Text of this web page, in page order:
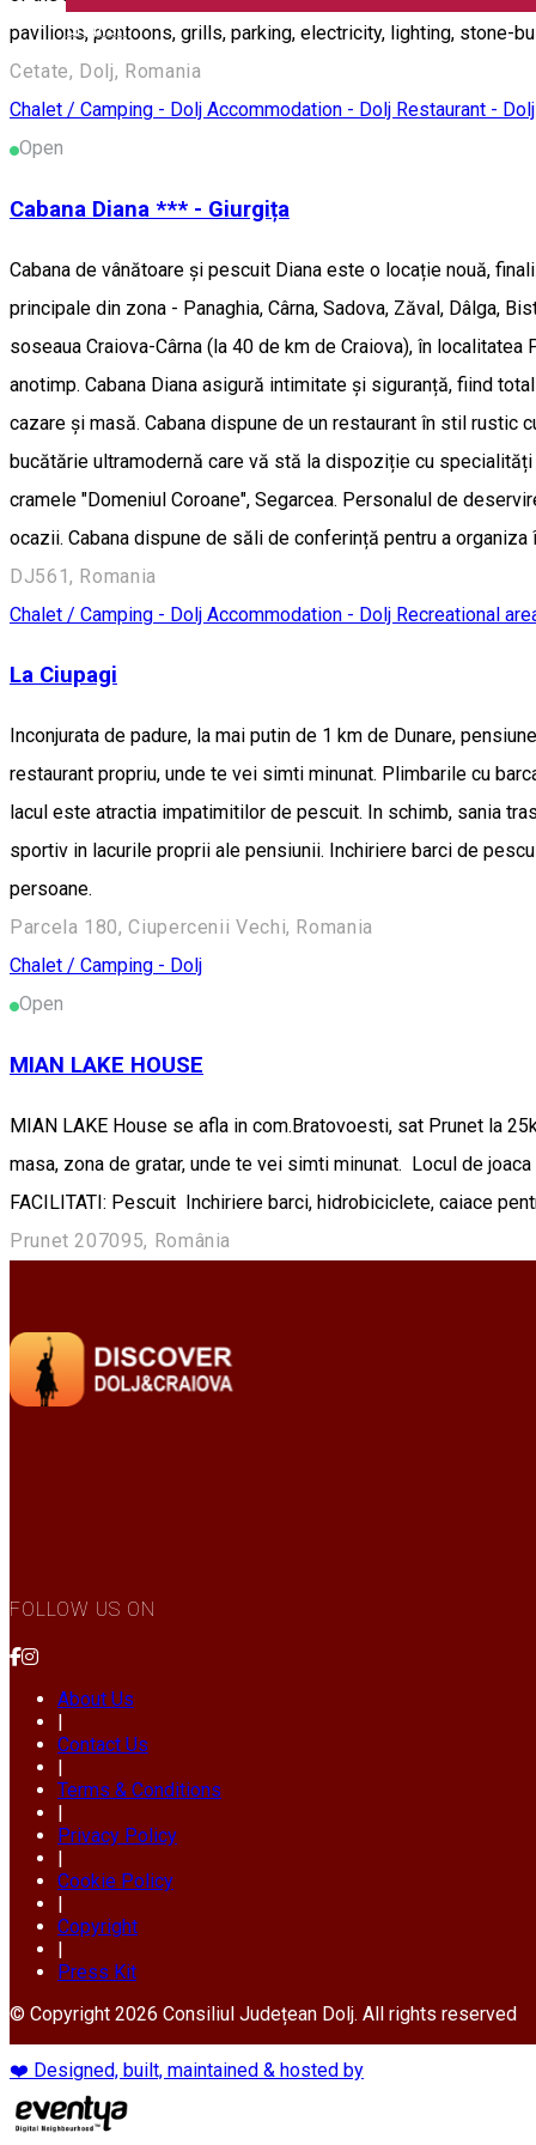
English
pavilions, pontoons, grills, parking, electricity, lighting, stone-
Cetate, Dolj, Romania
Chalet / Camping - Dolj Accommodation - Dolj Restaurant - Dolj
Open
Cabana Diana *** - Giurgița
Cabana de vânătoare și pescuit Diana este o locație nouă,
principale din zona - Panaghia, Cârna, Sadova, Zăval, Dâlga,
soseaua Craiova-Cârna (la 40 de km de Craiova), în
anotimp. Cabana Diana asigură intimitate și siguranță, fiind
cazare și masă. Cabana dispune de un restaurant în stil
bucătărie ultramodernă care vă stă la dispoziție cu
cramele "Domeniul Coroane", Segarcea. Personalul de
ocazii. Cabana dispune de săli de conferință pentru a organiza
DJ561, Romania
Chalet / Camping - Dolj Accommodation - Dolj Recreational
La Ciupagi
Inconjurata de padure, la mai putin de 1 km de Dunare,
restaurant propriu, unde te vei simti minunat. Plimbarile cu
lacul este atractia impatimitilor de pescuit. In schimb, sania
sportiv in lacurile proprii ale pensiunii. Inchiriere barci de
persoane.
Parcela 180, Ciupercenii Vechi, Romania
Chalet / Camping - Dolj
Open
MIAN LAKE HOUSE
MIAN LAKE House se afla in com.Bratovoesti, sat Prunet la
masa, zona de gratar, unde te vei simti minunat. Locul de
FACILITATI: Pescuit Inchiriere barci, hidrobiciclete, caiace
Prunet 207095, România
FOLLOW US ON
About Us
|
Contact Us
|
Terms & Conditions
|
Privacy Policy
|
Cookie Policy
|
Copyright
|
Press Kit
© Copyright 2026 Consiliul Județean Dolj. All rights reserved
❤️ Designed, built, maintained & hosted by